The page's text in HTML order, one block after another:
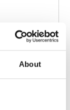
About